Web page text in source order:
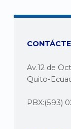
Av.12 de
Quito-
PBX:(593)